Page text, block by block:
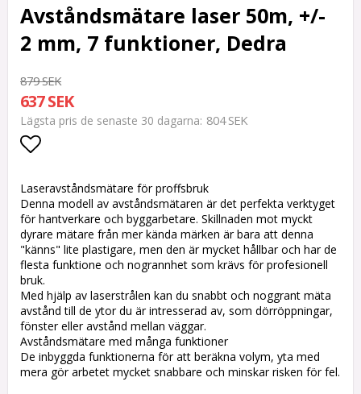
Avståndsmätare laser 50m, +/-
2 mm, 7 funktioner, Dedra
879 SEK
637 SEK
Lägsta pris de senaste 30 dagarna 804 SEK
Lägg till i favoritlistan
Laseravståndsmätare för proffsbruk
Denna modell av avståndsmätaren är det perfekta verktyget
för hantverkare och byggarbetare. Skillnaden mot myckt
dyrare mätare från mer kända märken är bara att denna
"känns" lite plastigare, men den är mycket hållbar och har de
flesta funktione och nogrannhet som krävs för profesionell
bruk.
Med hjälp av laserstrålen kan du snabbt och noggrant mäta
avstånd till de ytor du är intresserad av, som dörröppningar,
fönster eller avstånd mellan väggar.
Avståndsmätare med många funktioner
De inbyggda funktionerna för att beräkna volym, yta med
mera gör arbetet mycket snabbare och minskar risken för fel.